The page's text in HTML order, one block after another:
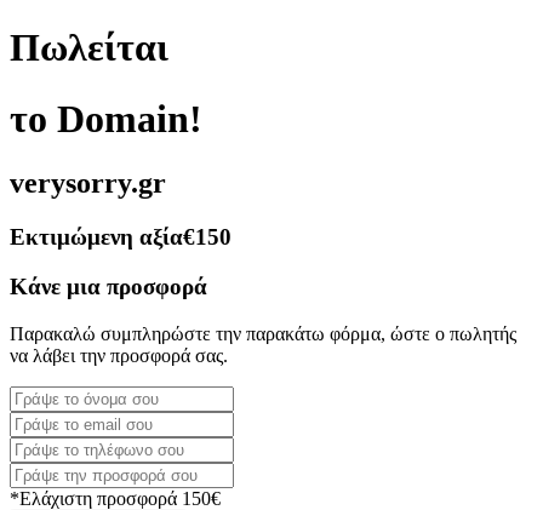
Πωλείται
το Domain!
verysorry.gr
Εκτιμώμενη αξία€150
Κάνε μια προσφορά
Παρακαλώ συμπληρώστε την παρακάτω φόρμα, ώστε ο πωλητής
να λάβει την προσφορά σας.
*Ελάχιστη προσφορά 150€